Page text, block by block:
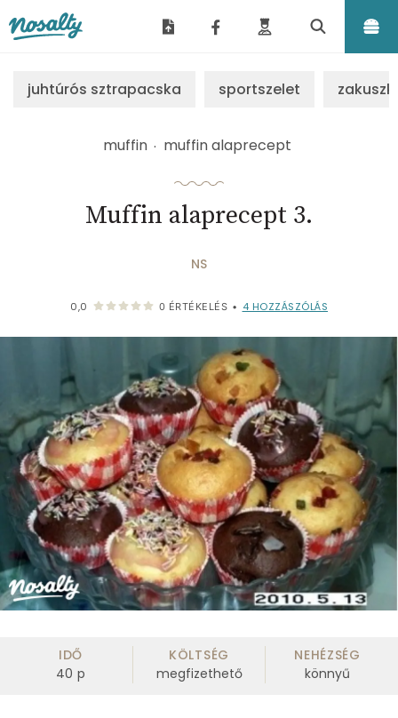
juhtúrós sztrapacska sportszelet
muffin muffin alaprecept
Muffin alaprecept 3.
NS
0,0 0 ÉRTÉKELÉS • 4 HOZZÁSZÓLÁS
IDŐ
40 p
KÖLTSÉG
megfizethető
NEHÉZSÉG
könnyű